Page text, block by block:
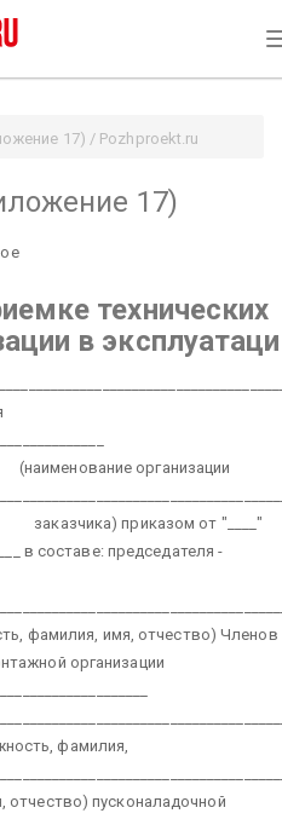
17) / Pozhproekt.ru
17)
технических
в
организации
приказом от "____"
в составе:председателя -
имя, отчество) Членов
организации
пусконаладочной